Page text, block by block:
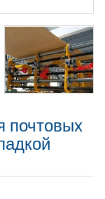
почтовых